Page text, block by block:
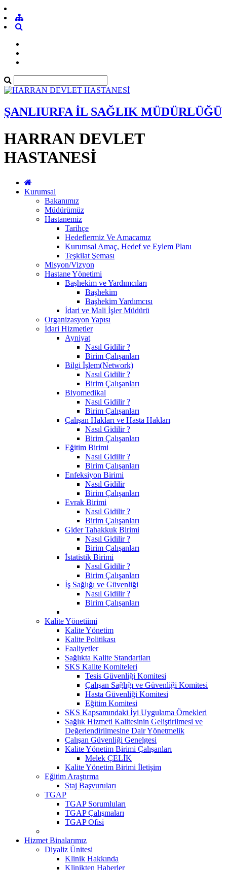
ŞANLIURFA İL SAĞLIK MÜDÜRLÜĞÜ
HARRAN DEVLET
HASTANESİ
Kurumsal
Bakanımız
Müdürümüz
Hastanemiz
Tarihçe
Hedeflermiz Ve Amacamız
Kurumsal Amaç, Hedef ve Eylem Planı
Teşkilat Şeması
Misyon/Vizyon
Hastane Yönetimi
Başhekim ve Yardımcıları
Başhekim
Başhekim Yardımcısı
İdari ve Mali İşler Müdürü
Organizasyon Yapısı
İdari Hizmetler
Ayniyat
Nasıl Gidilir ?
Birim Çalışanları
Bilgi İşlem(Network)
Nasıl Gidilir ?
Birim Çalışanları
Biyomedikal
Nasıl Gidilir ?
Birim Çalışanları
Çalışan Hakları ve Hasta Hakları
Nasıl Gidilir ?
Birim Çalışanları
Eğitim Birimi
Nasıl Gidilir ?
Birim Çalışanları
Enfeksiyon Birimi
Nasıl Gidilir
Birim Çalışanları
Evrak Birimi
Nasıl Gidilir ?
Birim Çalışanları
Gider Tahakkuk Birimi
Nasıl Gidilir ?
Birim Çalışanları
İstatistik Birimi
Nasıl Gidilir ?
Birim Çalışanları
İş Sağlığı ve Güvenliği
Nasıl Gidilir ?
Birim Çalışanları
Kalite Yönetiimi
Kalite Yönetim
Kalite Politikası
Faaliyetler
Sağlıkta Kalite Standartları
SKS Kalite Komiteleri
Tesis Güvenliği Komitesi
Çalışan Sağlığı ve Güvenliği Komitesi
Hasta Güvenliği Komitesi
Eğitim Komitesi
SKS Kapsamındaki İyi Uygulama Örnekleri
Sağlık Hizmeti Kalitesinin Geliştirilmesi ve
Değerlendirilmesine Dair Yönetmelik
Çalışan Güvenliği Genelgesi
Kalite Yönetim Birimi Çalışanları
Melek ÇELİK
Kalite Yönetim Birimi İletişim
Eğitim Araştırma
Staj Başvuruları
TGAP
TGAP Sorumluları
TGAP Çalışmaları
TGAP Ofisi
Hizmet Binalarımız
Diyaliz Ünitesi
Klinik Hakkında
Klinikten Haberler